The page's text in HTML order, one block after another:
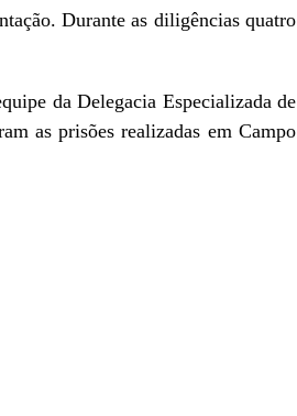
Durante as diligências quatro
da Delegacia Especializada de
as prisões realizadas em Campo